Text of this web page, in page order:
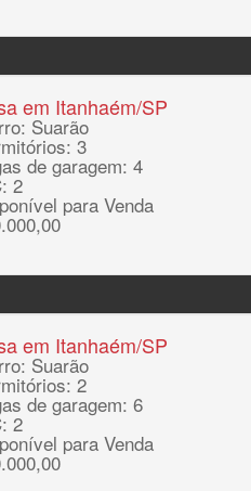
em Itanhaém/SP
Suarão
3
de garagem: 4
2
para Venda
em Itanhaém/SP
Suarão
2
de garagem: 6
2
para Venda